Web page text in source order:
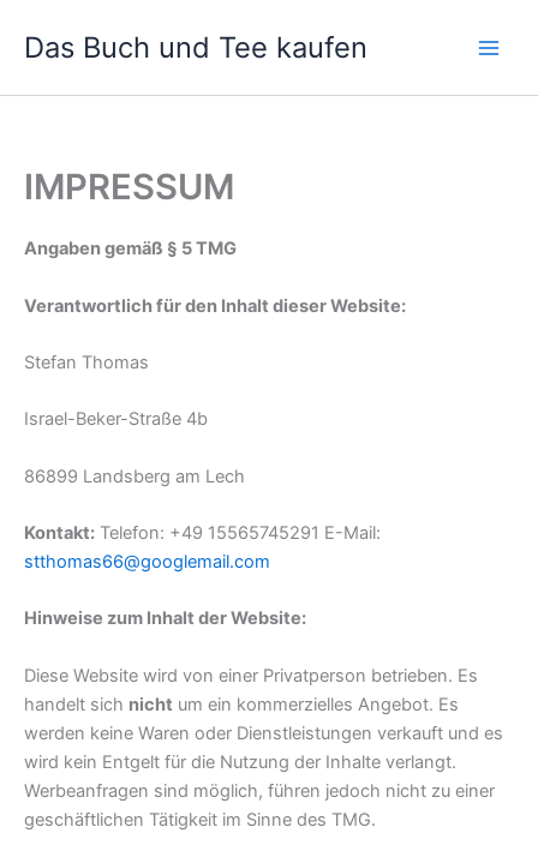
InhaltDas Buch und Tee kaufen
IMPRESSUM
Angaben gemäß § 5 TMG
Verantwortlich für den Inhalt dieser Website:
Stefan Thomas
Israel-Beker-Straße 4b
86899 Landsberg am Lech
Kontakt: Telefon: +49 15565745291 E-Mail:
stthomas66@googlemail.com
Hinweise zum Inhalt der Website:
Diese Website wird von einer Privatperson betrieben. Es
handelt sich nicht um ein kommerzielles Angebot. Es
werden keine Waren oder Dienstleistungen verkauft und es
wird kein Entgelt für die Nutzung der Inhalte verlangt.
Werbeanfragen sind möglich, führen jedoch nicht zu einer
geschäftlichen Tätigkeit im Sinne des TMG.